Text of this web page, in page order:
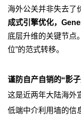
海外公关并非失去了
成式引擎优化，
底层升维的关键节点
位”的范式转移。
谨防自产自销的“影
这是近两年大陆海外
低端中介利用墙的信